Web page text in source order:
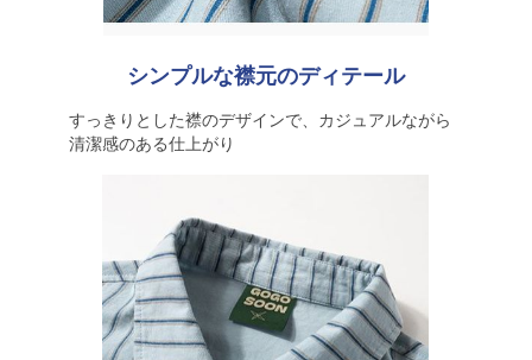
シンプルな襟元のディテール
すっきりとした襟のデザインで、カジュアルながら
清潔感のある仕上がり